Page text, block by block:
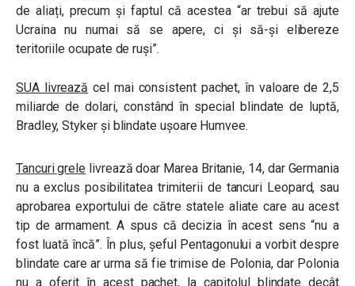
de aliați, precum și faptul că acestea “ar trebui să ajute
Ucraina nu numai să se apere, ci și să-și elibereze
teritoriile ocupate de ruși”.
SUA livrează cel mai consistent pachet, în valoare de 2,5
miliarde de dolari, constând în special blindate de luptă,
Bradley, Styker și blindate ușoare Humvee.
Tancuri grele livrează doar Marea Britanie, 14, dar Germania
nu a exclus posibilitatea trimiterii de tancuri Leopard, sau
aprobarea exportului de către statele aliate care au acest
tip de armament. A spus că decizia în acest sens “nu a
fost luată încă”. În plus, șeful Pentagonului a vorbit despre
blindate care ar urma să fie trimise de Polonia, dar Polonia
nu a oferit în acest pachet, la capitolul blindate decât